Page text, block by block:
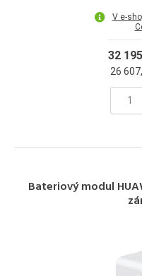
V e-
32
26
Bateriový modul